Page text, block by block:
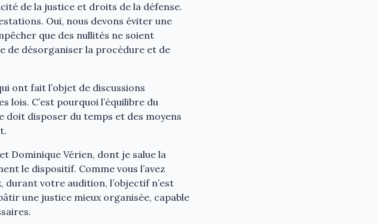
de la justice et droits de la défense.
Oui, nous devons éviter une
que des nullités ne soient
de désorganiser la procédure et de
ont fait l’objet de discussions
lois. C’est pourquoi l’équilibre du
doit disposer du temps et des moyens
Dominique Vérien, dont je salue la
le dispositif. Comme vous l’avez
votre audition, l’objectif n’est
une justice mieux organisée, capable